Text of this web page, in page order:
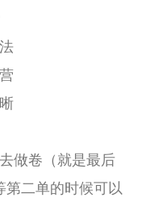
做卷（就是最后
第二单的时候可以